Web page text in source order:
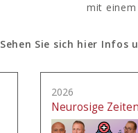
mit
Sehen Sie sich hier Infos
2026
Neurosige Zeiten